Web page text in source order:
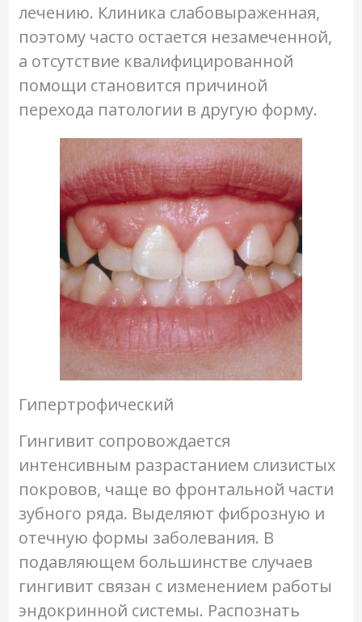
лечению. Клиника слабовыраженная,
поэтому часто остается незамеченной,
а отсутствие квалифицированной
помощи становится причиной
перехода патологии в другую форму.
Гипертрофический
Гингивит сопровождается
интенсивным разрастанием слизистых
покровов, чаще во фронтальной части
зубного ряда. Выделяют фиброзную и
отечную формы заболевания. В
подавляющем большинстве случаев
гингивит связан с изменением работы
эндокринной системы. Распознать